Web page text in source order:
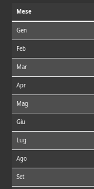
Mese
Gen
Feb
Mar
Apr
Mag
Giu
Lug
Ago
Set